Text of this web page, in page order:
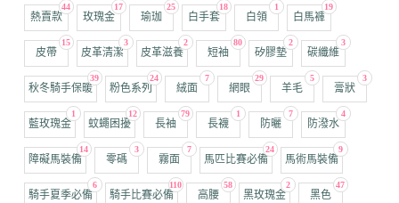
44
熱賣款
17
玫瑰金
25
瑜珈
18
白手套
1
白領
19
白馬褲
15
皮帶
3
皮革清潔
2
皮革滋養
80
短袖
2
矽膠墊
3
碳纖維
39
秋冬騎手保暖
24
粉色系列
7
絨面
29
網眼
5
羊毛
3
膏狀
1
藍玫瑰金
12
蚊蠅困擾
79
長袖
1
長襪
7
防曬
4
防潑水
14
障礙馬裝備
3
零碼
7
霧面
24
馬匹比賽必備
9
馬術馬裝備
6
騎手夏季必備
110
騎手比賽必備
58
高腰
2
黑玫瑰金
47
黑色